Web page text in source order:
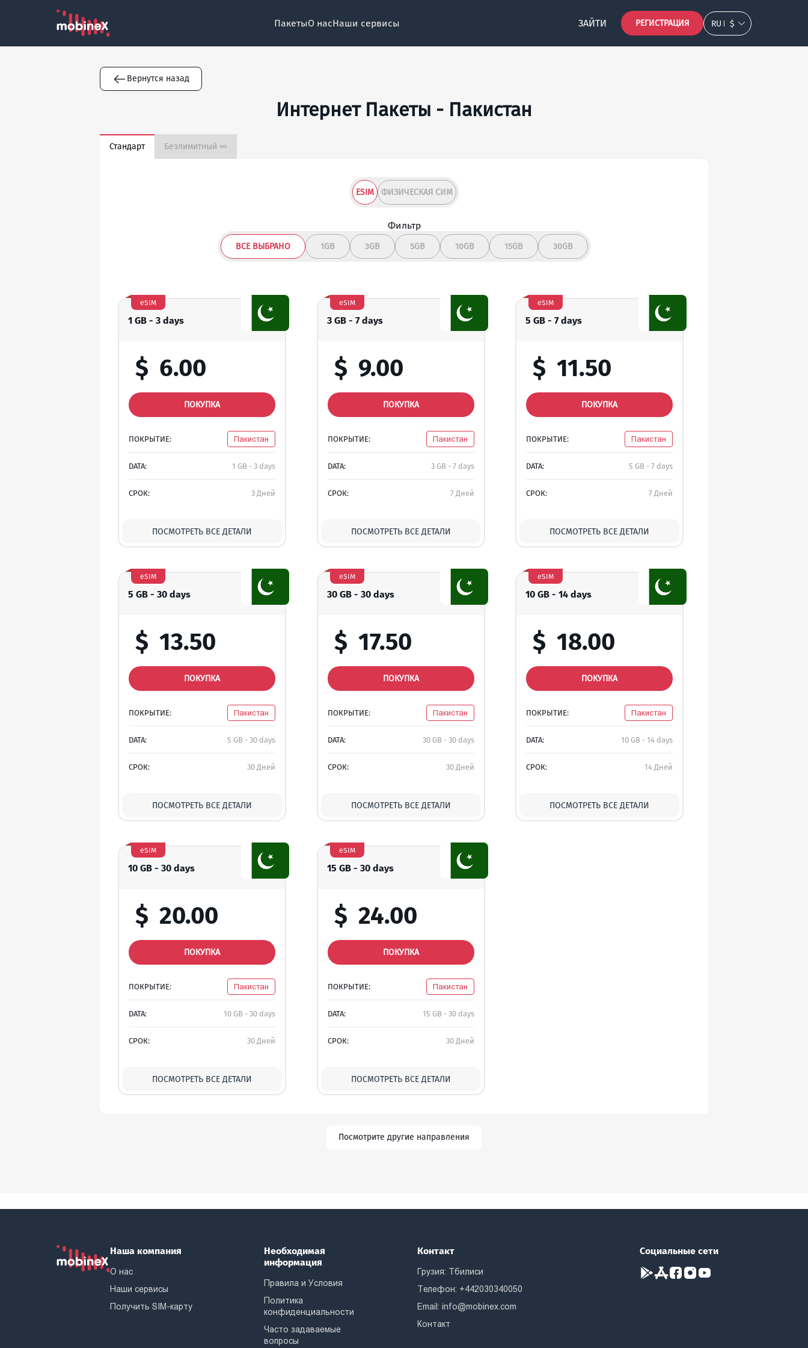
ПакетыО насНаши сервисы ЗАЙТИ РЕГИСТРАЦИЯ RU $
Вернутся назад
Интернет Пакеты - Пакистан
Стандарт Безлимитный ∞
ESIM ФИЗИЧЕСКАЯ СИМ
Фильтр
ВСЕ ВЫБРАНО 1GB 3GB 5GB 10GB 15GB 30GB
1 GB - 3 days
eSIM
$ 6.00
ПОКУПКА
ПОКРЫТИЕ: Пакистан
DATA: 1 GB - 3 days
СРОК: 3 Дней
ПОСМОТРЕТЬ ВСЕ ДЕТАЛИ
3 GB - 7 days
eSIM
$ 9.00
ПОКУПКА
ПОКРЫТИЕ: Пакистан
DATA: 3 GB - 7 days
СРОК: 7 Дней
ПОСМОТРЕТЬ ВСЕ ДЕТАЛИ
5 GB - 7 days
eSIM
$ 11.50
ПОКУПКА
ПОКРЫТИЕ: Пакистан
DATA: 5 GB - 7 days
СРОК: 7 Дней
ПОСМОТРЕТЬ ВСЕ ДЕТАЛИ
5 GB - 30 days
eSIM
$ 13.50
ПОКУПКА
ПОКРЫТИЕ: Пакистан
DATA: 5 GB - 30 days
СРОК: 30 Дней
ПОСМОТРЕТЬ ВСЕ ДЕТАЛИ
30 GB - 30 days
eSIM
$ 17.50
ПОКУПКА
ПОКРЫТИЕ: Пакистан
DATA: 30 GB - 30 days
СРОК: 30 Дней
ПОСМОТРЕТЬ ВСЕ ДЕТАЛИ
10 GB - 14 days
eSIM
$ 18.00
ПОКУПКА
ПОКРЫТИЕ: Пакистан
DATA: 10 GB - 14 days
СРОК: 14 Дней
ПОСМОТРЕТЬ ВСЕ ДЕТАЛИ
10 GB - 30 days
eSIM
$ 20.00
ПОКУПКА
ПОКРЫТИЕ: Пакистан
DATA: 10 GB - 30 days
СРОК: 30 Дней
ПОСМОТРЕТЬ ВСЕ ДЕТАЛИ
15 GB - 30 days
eSIM
$ 24.00
ПОКУПКА
ПОКРЫТИЕ: Пакистан
DATA: 15 GB - 30 days
СРОК: 30 Дней
ПОСМОТРЕТЬ ВСЕ ДЕТАЛИ
Посмотрите другие направления
Наша компания
О нас
Наши сервисы
Получить SIM-карту
Необходимая
информация
Правила и Условия
Политика
конфиденциальности
Часто задаваемые
вопросы
Контакт
Грузия: Тбилиси
Телефон: +442030340050
Email:info@mobinex.com
Контакт
Социальные сети